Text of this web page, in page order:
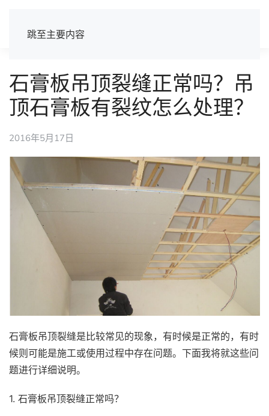
跳至主要内容
石膏板吊顶裂缝正常吗？吊
顶石膏板有裂纹怎么处理？
2016年5月17日
石膏板吊顶裂缝是比较常见的现象，有时候是正常的，有时
候则可能是施工或使用过程中存在问题。下面我将就这些问
题进行详细说明。
1. 石膏板吊顶裂缝正常吗？